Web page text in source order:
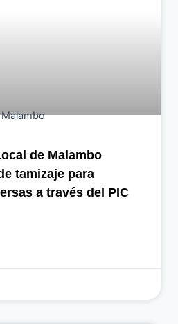
de Malambo
tamizaje para
a través del PIC